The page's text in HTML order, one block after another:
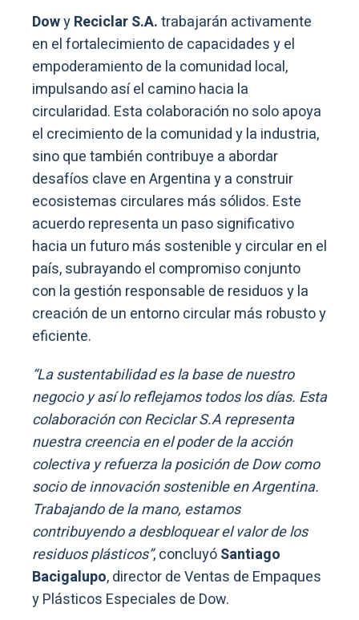
DowyReciclar S.A.trabajarán activamente
en el fortalecimiento de capacidades y el
empoderamiento de la comunidad local,
impulsando así el camino hacia la
circularidad. Esta colaboración no solo apoya
el crecimiento de la comunidad y la industria,
sino que también contribuye a abordar
desafíos clave en Argentina y a construir
ecosistemas circulares más sólidos. Este
acuerdo representa un paso significativo
hacia un futuro más sostenible y circular en el
país, subrayando el compromiso conjunto
con la gestión responsable de residuos y la
creación de un entorno circular más robusto y
eficiente.
“La sustentabilidad es la base de nuestro
negocio y así lo reflejamos todos los días. Esta
colaboración con Reciclar S.A representa
nuestra creencia en el poder de la acción
colectiva y refuerza la posición de Dow como
socio de innovación sostenible en Argentina.
Trabajando de la mano, estamos
contribuyendo a desbloquear el valor de los
residuos plásticos”, concluyóSantiago
Bacigalupo, director de Ventas de Empaques
y Plásticos Especiales de Dow.